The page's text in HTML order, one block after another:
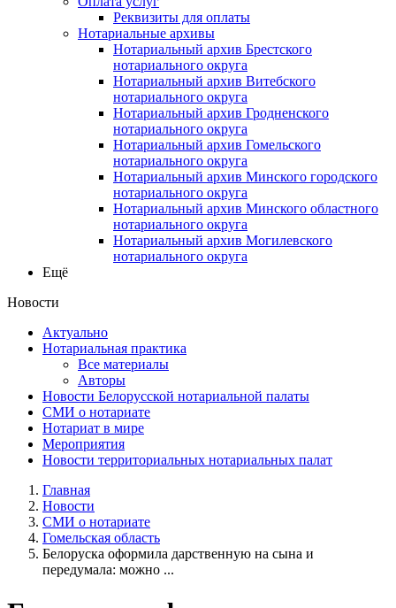
Реквизиты для оплаты
Нотариальные архивы
Нотариальный архив Брестского
нотариального округа
Нотариальный архив Витебского
нотариального округа
Нотариальный архив Гродненского
нотариального округа
Нотариальный архив Гомельского
нотариального округа
Нотариальный архив Минского городского
нотариального округа
Нотариальный архив Минского областного
нотариального округа
Нотариальный архив Могилевского
нотариального округа
Ещё
Новости
Актуально
Нотариальная практика
Все материалы
Авторы
Новости Белорусской нотариальной палаты
СМИ о нотариате
Нотариат в мире
Мероприятия
Новости территориальных нотариальных палат
Главная
Новости
СМИ о нотариате
Гомельская область
Белоруска оформила дарственную на сына и
передумала: можно ...